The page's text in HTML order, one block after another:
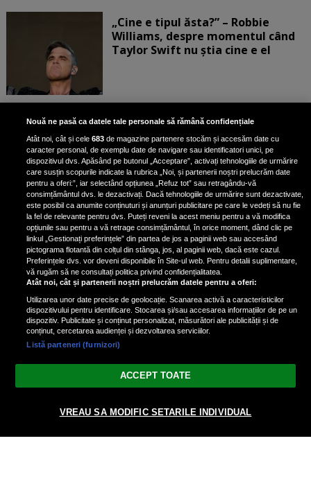
„Cine e tipul ăsta?” – Robbie
Williams, despre momentul când
Taylor Swift nu știa cine e el
Bruce Dickinson, solistul trupei
Iron Maiden, şi-a arătat talentul
de scrimer la un concurs în Franţa
Nicki Minaj, acuzată de agresiune
de fostul manager: Detalii șocante
din proces
Nicki Minaj le-a lăudat pe...
Vezi varianta Desktop
© 2026 radiodcnews.ro | Toate drepturile rezervate.
Nouă ne pasă ca datele tale personale să rămână confidențiale
Atât noi, cât și cele683 de magazine partenere stocăm și accesăm date cu
caracter personal, de exemplu date de navigare sau identificatori unici, pe
dispozitivul dvs. Apăsând pe butonul „Acceptare”, activați tehnologiile de urmărire
care susțin scopurile indicate la rubrica „Noi, și partenerii noștri prelucrăm date
pentru a oferi:”, iar selectând opțiunea „Refuz tot” sau retragându-vă
consimțământul dvs. le dezactivați. Dacă tehnologiile de urmărire sunt dezactivate,
este posibil ca anumite conținuturi și anunțuri publicitare pe care le vedeți să nu fie
la fel de relevante pentru dvs. Puteți reveni la acest meniu pentru a vă modifica
opțiunile sau pentru a vă retrage consimțământul, în orice moment, dând clic pe
linkul „Gestionați preferințele” din partea de jos a paginii web sau accesând
pictograma flotantă din colțul din stânga, jos, al paginii web, dacă este cazul.
Preferințele dvs. vor deveni disponibile în Site-ul web. Pentru detalii suplimentare,
vă rugăm să ne consultați politica privind confidențialitatea.
Atât noi, cât și partenerii noștri prelucrăm datele pentru a oferi:
Utilizarea unor date precise de geolocație. Scanarea activă a caracteristicilor
dispozitivului pentru identificare. Stocarea și/sau accesarea informațiilor de pe un
dispozitiv. Publicitate și conținut personalizat, măsurători ale publicității și de
conținut, cercetarea audienței și dezvoltarea serviciilor.
Listă parteneri (furnizori)
ACCEPT TOATE
VREAU SA MODIFIC SETARILE INDIVIDUAL